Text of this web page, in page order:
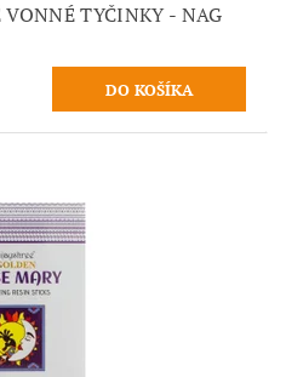
TYČINKY - NAG